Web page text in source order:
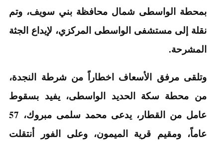
بمحطة الواسطى شمال محافظة بني سويف، وتم
نقلة إلى مستشفى الواسطى المركزي، لإيداع الجثة
المشرحة.
وتلقى مرفق الأسعاف اخطاراً من شرطة النجدة،
من محطة سكة الحديد الواسطى، يفيد بسقوط
عامل من القطار، يدعى محمد سلمى مبروك، 57
عاماً، ومقيم قرية الميمون، وعلى الفور أنتقلت